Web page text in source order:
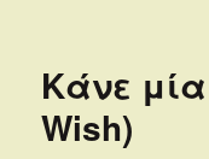
Κάνε
Wish)